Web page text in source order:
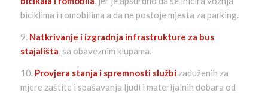
biciklima i romobilima a da ne postoje mjesta za parking.
9. Natkrivanje i izgradnja infrastrukture za bus
stajališta, sa obaveznim klupama.
10. Provjera stanja i spremnosti službizaduženih za
mjere zaštite i spašavanja ljudi i materijalnih dobara od